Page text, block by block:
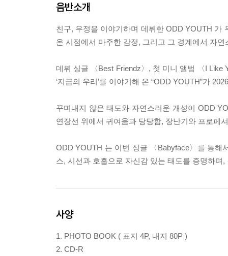
음반소개
친구, 우정을 이야기하며 데뷔한 ODD YOUTH 가
온 시점에서 마주한 감정, 그리고 그 경계에서 자
데뷔 싱글 〈Best Friendz〉, 첫 미니 앨범 〈I
‘지금의 우리’를 이야기해 온 “ODD YOUTH”가
꾸며내지 않은 태도와 자연스러운 개성이 ODD
연장선 위에서 귀여움과 당당함, 장난기와 프로페
ODD YOUTH 는 이번 싱글 〈Babyface〉를 통해
스, 시선과 호흡으로 자신감 있는 태도를 증명하며
사양
1. PHOTO BOOK ( 표지 4P, 내지 80P )
2. CD-R